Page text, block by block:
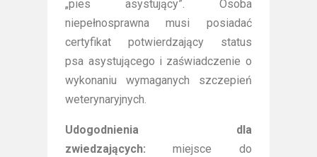
„pies asystujący”. Osoba
niepełnosprawna musi posiadać
certyfikat potwierdzający status
psa asystującego i zaświadczenie o
wykonaniu wymaganych szczepień
weterynaryjnych.
Udogodnienia dla
zwiedzających: miejsce do